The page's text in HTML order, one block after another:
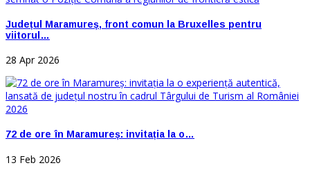
Județul Maramureș, front comun la Bruxelles pentru
viitorul…
28 Apr 2026
72 de ore în Maramureș: invitația la o…
13 Feb 2026